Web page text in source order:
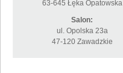
63-645 Łęka Opatowska
Salon:
ul. Opolska 23a
47-120 Zawadzkie